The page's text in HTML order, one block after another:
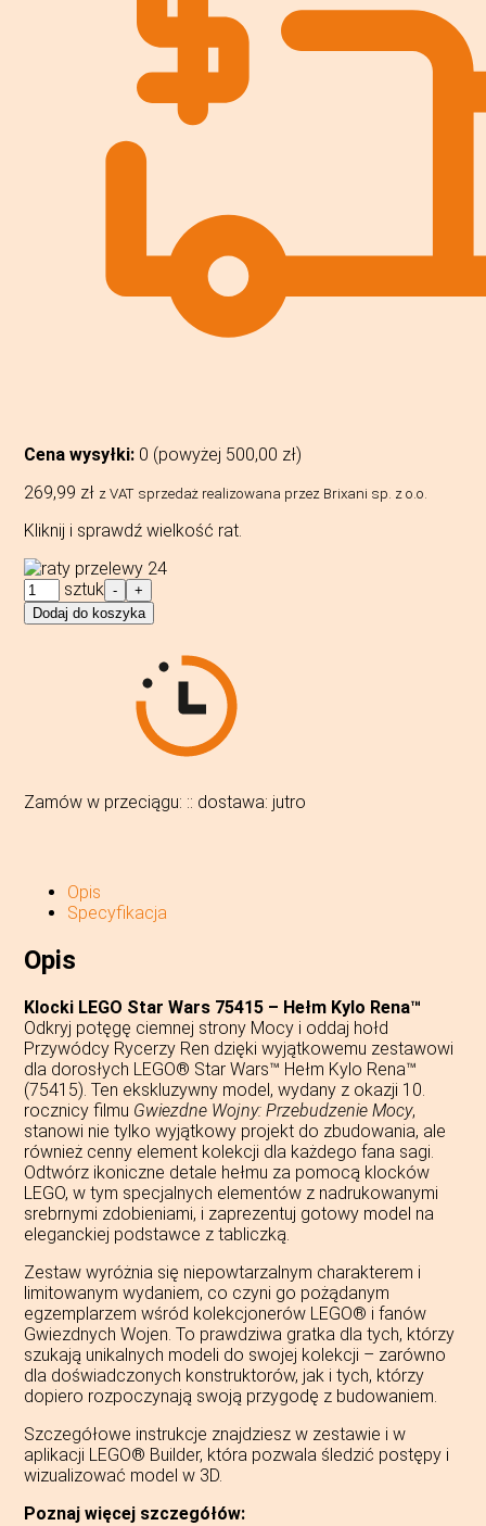
Cena wysyłki: 0 (powyżej 500,00 zł)
269,99 zł z VAT sprzedaż realizowana przez Brixani sp. z o.o.
Kliknij i sprawdź wielkość rat.
ilość
LEGO®
75415
sztuk -
+
Dodaj do koszyka
Zamów w przeciągu: :: dostawa: jutro
Opis
Specyfikacja
Opis
Klocki LEGO Star Wars 75415 – Hełm Kylo Rena™
Odkryj potęgę ciemnej strony Mocy i oddaj hołd
Przywódcy Rycerzy Ren dzięki wyjątkowemu zestawowi
dla dorosłych LEGO® Star Wars™ Hełm Kylo Rena™
(75415). Ten ekskluzywny model, wydany z okazji 10.
rocznicy filmu Gwiezdne Wojny: Przebudzenie Mocy,
stanowi nie tylko wyjątkowy projekt do zbudowania, ale
również cenny element kolekcji dla każdego fana sagi.
Odtwórz ikoniczne detale hełmu za pomocą klocków
LEGO, w tym specjalnych elementów z nadrukowanymi
srebrnymi zdobieniami, i zaprezentuj gotowy model na
eleganckiej podstawce z tabliczką.
Zestaw wyróżnia się niepowtarzalnym charakterem i
limitowanym wydaniem, co czyni go pożądanym
egzemplarzem wśród kolekcjonerów LEGO® i fanów
Gwiezdnych Wojen. To prawdziwa gratka dla tych, którzy
szukają unikalnych modeli do swojej kolekcji – zarówno
dla doświadczonych konstruktorów, jak i tych, którzy
dopiero rozpoczynają swoją przygodę z budowaniem.
Szczegółowe instrukcje znajdziesz w zestawie i w
aplikacji LEGO® Builder, która pozwala śledzić postępy i
wizualizować model w 3D.
Poznaj więcej szczegółów: